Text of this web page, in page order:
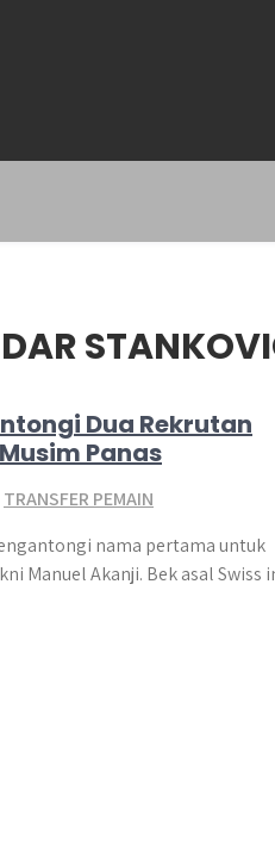
Dua Rekrutan
Panas
TRANSFER PEMAIN
nama pertama untuk
Manuel Akanji. Bek asal Swiss